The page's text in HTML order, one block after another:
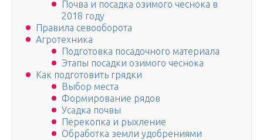
Почва и посадка озимого чеснока в
2018 году
Правила севооборота
Агротехника
Подготовка посадочного материала
Этапы посадки озимого чеснока
Как подготовить грядки
Выбор места
Формирование рядов
Усадка почвы
Перекопка и рыхление
Обработка земли удобрениями